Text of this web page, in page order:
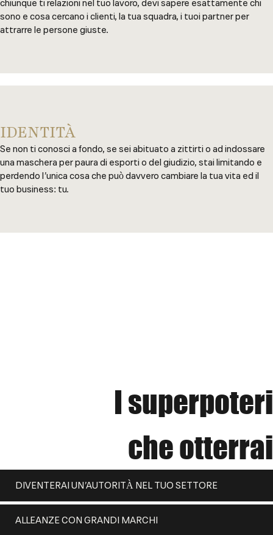
chiunque ti relazioni nel tuo lavoro, devi sapere esattamente chi
sono e cosa cercano i clienti, la tua squadra, i tuoi partner per
attrarre le persone giuste.
IDENTITÀ
Se non ti conosci a fondo, se sei abituato a zittirti o ad indossare
una maschera per paura di esporti o del giudizio, stai limitando e
perdendo l’unica cosa che può davvero cambiare la tua vita ed il
tuo business: tu.
I superpoteri
che otterrai
DIVENTERAI UN’AUTORITÀ NEL TUO SETTORE
ALLEANZE CON GRANDI MARCHI